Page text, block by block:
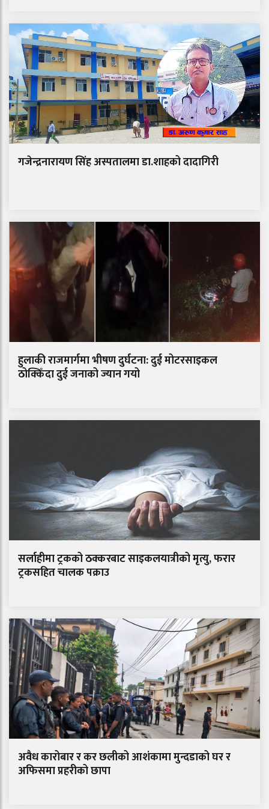
गजेन्द्रनारायण सिंह अस्पतालमा डा.शाहको दादागिरी
हुलाकी राजमार्गमा भीषण दुर्घटना: दुई मोटरसाइकल
ठोक्किँदा दुई जनाको ज्यान गयो
सर्लाहीमा ट्रकको ठक्करबाट साइकलयात्रीको मृत्यु, फरार
ट्रकसहित चालक पक्राउ
अवैध कारोबार र कर छलीको आशंकामा मुन्दडाको घर र
अफिसमा प्रहरीको छापा